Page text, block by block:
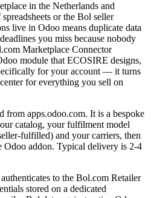
in the Netherlands and
or the Bol seller
live in Odoo means duplicate data
you miss because nobody
Marketplace Connector
module that ECOSIRE designs,
for your account — it turns
for everything you sell on
from apps.odoo.com. It is a bespoke
catalog, your fulfilment model
fulfilled) and your carriers, then
Odoo addon. Typical delivery is 2-4
to the Bol.com Retailer
stored on a dedicated